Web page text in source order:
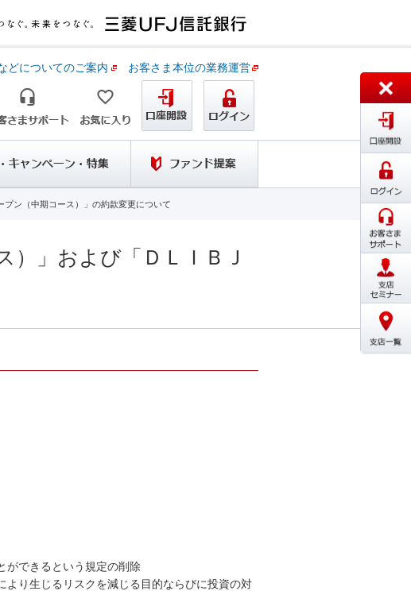
どについてのご案内 お客さま本位の業務運営
プン（中期コース）」の約款変更について
）」および「ＤＬＩＢＪ
ができるという規定の削除
より生じるリスクを減じる目的ならびに投資の対